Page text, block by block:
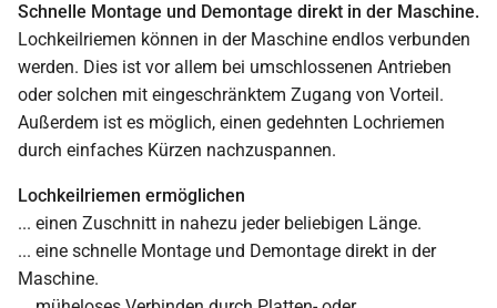
Schnelle Montage und Demontage direkt in der Maschine.
Lochkeilriemen können in der Maschine endlos verbunden
werden. Dies ist vor allem bei umschlossenen Antrieben
oder solchen mit eingeschränktem Zugang von Vorteil.
Außerdem ist es möglich, einen gedehnten Lochriemen
durch einfaches Kürzen nachzuspannen.
Lochkeilriemen ermöglichen
... einen Zuschnitt in nahezu jeder beliebigen Länge.
... eine schnelle Montage und Demontage direkt in der
Maschine.